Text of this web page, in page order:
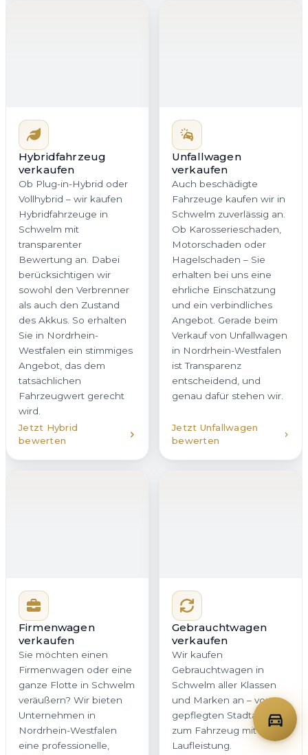
Hybridfahrzeug
verkaufen
Ob Plug-in-Hybrid oder
Vollhybrid – wir kaufen
Hybridfahrzeuge in
Schwelm mit
transparenter
Bewertung an. Dabei
berücksichtigen wir
sowohl den Verbrenner
als auch den Zustand
des Akkus. So erhalten
Sie in Nordrhein-
Westfalen ein stimmiges
Angebot, das dem
tatsächlichen
Fahrzeugwert gerecht
wird.
Jetzt Hybrid
bewerten
Unfallwagen
verkaufen
Auch beschädigte
Fahrzeuge kaufen wir in
Schwelm zuverlässig an.
Ob Karosserieschaden,
Motorschaden oder
Hagelschaden – Sie
erhalten bei uns eine
ehrliche Einschätzung
und ein verbindliches
Angebot. Gerade beim
Verkauf von Unfallwagen
in Nordrhein-Westfalen
ist Transparenz
entscheidend, und
genau dafür stehen wir.
bewerten
Firmenwagen
verkaufen
Sie möchten einen
Firmenwagen oder eine
ganze Flotte in Schwelm
veräußern? Wir bieten
Unternehmen in
Nordrhein-Westfalen
eine professionelle,
diskrete und
Gebrauchtwagen
verkaufen
Wir kaufen
Gebrauchtwagen in
Schwelm aller Klassen
und Marken an – vom
gepflegten Stadtauto bis
zum Fahrzeug mit hoher
Laufleistung.
Entscheidend ist eine